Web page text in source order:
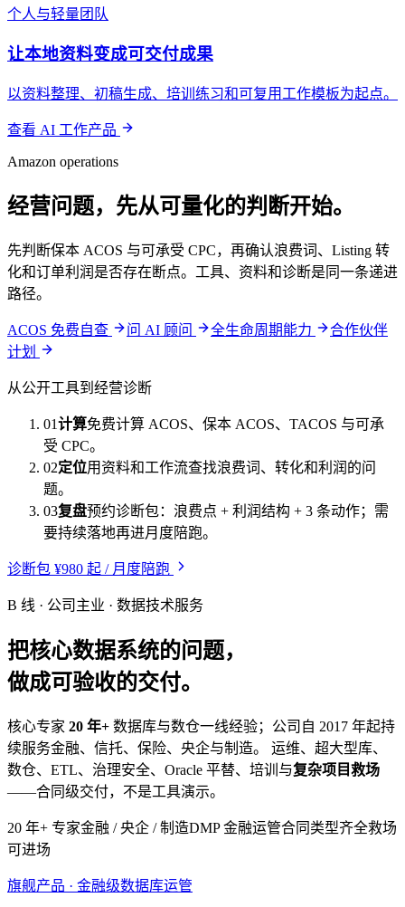
个人与轻量团队
让本地资料变成可交付成果
以资料整理、初稿生成、培训练习和可复用工作模板为起点。
查看 AI 工作产品
Amazon operations
经营问题，先从可量化的判断开始。
先判断保本 ACOS 与可承受 CPC，再确认浪费词、Listing 转
化和订单利润是否存在断点。工具、资料和诊断是同一条递进
路径。
ACOS 免费自查 问 AI 顾问 全生命周期能力
合作伙伴
计划
从公开工具到经营诊断
01计算免费计算 ACOS、保本 ACOS、TACOS 与可承
受 CPC。
02定位用资料和工作流查找浪费词、转化和利润的问
题。
03复盘预约诊断包：浪费点 + 利润结构 + 3 条动作；需
要持续落地再进月度陪跑。
诊断包 ¥980 起 / 月度陪跑
B 线 · 公司主业 · 数据技术服务
把核心数据系统的问题，
做成可验收的交付。
核心专家 20 年+ 数据库与数仓一线经验；公司自 2017 年起持
续服务金融、信托、保险、央企与制造。 运维、超大型库、
数仓、ETL、治理安全、Oracle 平替、培训与复杂项目救场
——合同级交付，不是工具演示。
20 年+ 专家金融 / 央企 / 制造DMP 金融运管合同类型齐全救场
可进场
旗舰产品 · 金融级数据库运管